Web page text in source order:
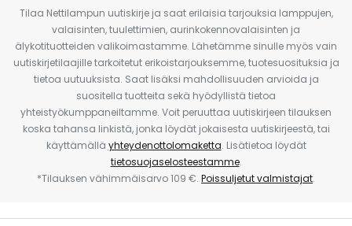
Tilaa Nettilampun uutiskirje ja saat erilaisia tarjouksia lamppujen,
valaisinten, tuulettimien, aurinkokennovalaisinten ja
älykotituotteiden valikoimastamme. Lähetämme sinulle myös vain
uutiskirjetilaajille tarkoitetut erikoistarjouksemme, tuotesuosituksia ja
tietoa uutuuksista. Saat lisäksi mahdollisuuden arvioida ja
suositella tuotteita sekä hyödyllistä tietoa
yhteistyökumppaneiltamme. Voit peruuttaa uutiskirjeen tilauksen
koska tahansa linkistä, jonka löydät jokaisesta uutiskirjeestä, tai
käyttämällä yhteydenottolomaketta. Lisätietoa löydät
tietosuojaselosteestamme.
*Tilauksen vähimmäisarvo 109 €. Poissuljetut valmistajat.